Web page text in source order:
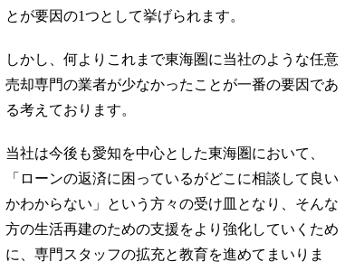
とが要因の1つとして挙げられます。
しかし、何よりこれまで東海圏に当社のような任意
売却専門の業者が少なかったことが一番の要因であ
る考えております。
当社は今後も愛知を中心とした東海圏において、
「ローンの返済に困っているがどこに相談して良い
かわからない」という方々の受け皿となり、そんな
方の生活再建のための支援をより強化していくため
に、専門スタッフの拡充と教育を進めてまいりま